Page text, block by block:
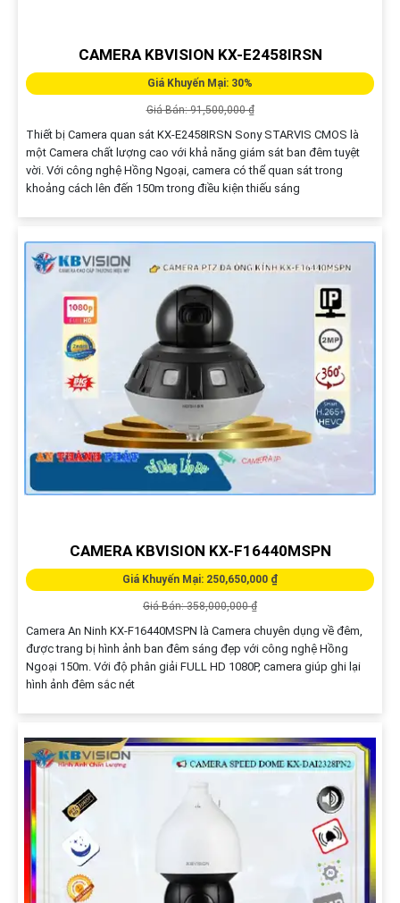
CAMERA KBVISION KX-E2458IRSN
Giá Khuyến Mại: 30%
Giá Bán: 91,500,000 ₫
Thiết bị Camera quan sát KX-E2458IRSN Sony STARVIS CMOS là
một Camera chất lượng cao với khả năng giám sát ban đêm tuyệt
vời. Với công nghệ Hồng Ngoại, camera có thể quan sát trong
khoảng cách lên đến 150m trong điều kiện thiếu sáng
CAMERA KBVISION KX-F16440MSPN
Giá Khuyến Mại: 250,650,000 ₫
Giá Bán: 358,000,000 ₫
Camera An Ninh KX-F16440MSPN là Camera chuyên dụng về đêm,
được trang bị hình ảnh ban đêm sáng đẹp với công nghệ Hồng
Ngoại 150m. Với độ phân giải FULL HD 1080P, camera giúp ghi lại
hình ảnh đêm sắc nét